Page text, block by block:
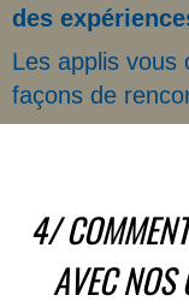
des
Les applis vous
façons de
4/
AVEC NOS